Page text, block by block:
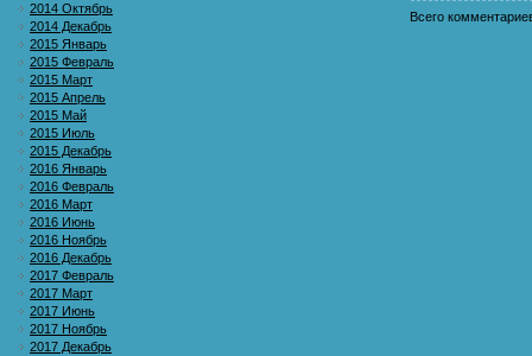
2014 Октябрь
2014 Декабрь
2015 Январь
2015 Февраль
2015 Март
2015 Апрель
2015 Май
2015 Июль
2015 Декабрь
2016 Январь
2016 Февраль
2016 Март
2016 Июнь
2016 Ноябрь
2016 Декабрь
2017 Февраль
2017 Март
2017 Июнь
2017 Ноябрь
2017 Декабрь
Всего